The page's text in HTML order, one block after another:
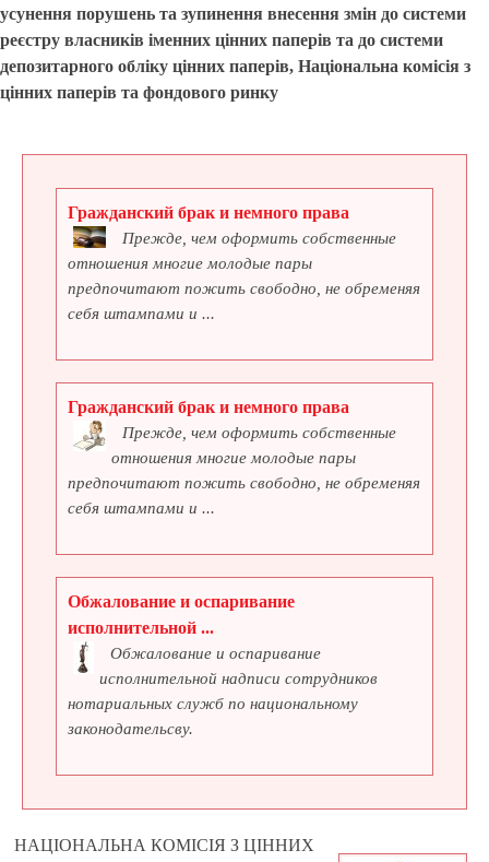
усунення порушень та зупинення внесення змін до системи
реєстру власників іменних цінних паперів та до системи
депозитарного обліку цінних паперів, Національна комісія з
цінних паперів та фондового ринку
Гражданский брак и немного права
Прежде, чем оформить собственные
отношения многие молодые пары
предпочитают пожить свободно, не обременяя
себя штампами и ...
Гражданский брак и немного права
Прежде, чем оформить собственные
отношения многие молодые пары
предпочитают пожить свободно, не обременяя
себя штампами и ...
Обжалование и оспаривание
исполнительной ...
Обжалование и оспаривание
исполнительной надписи сотрудников
нотариальных служб по национальному
законодательсву.
НАЦІОНАЛЬНА КОМІСІЯ З ЦІННИХ